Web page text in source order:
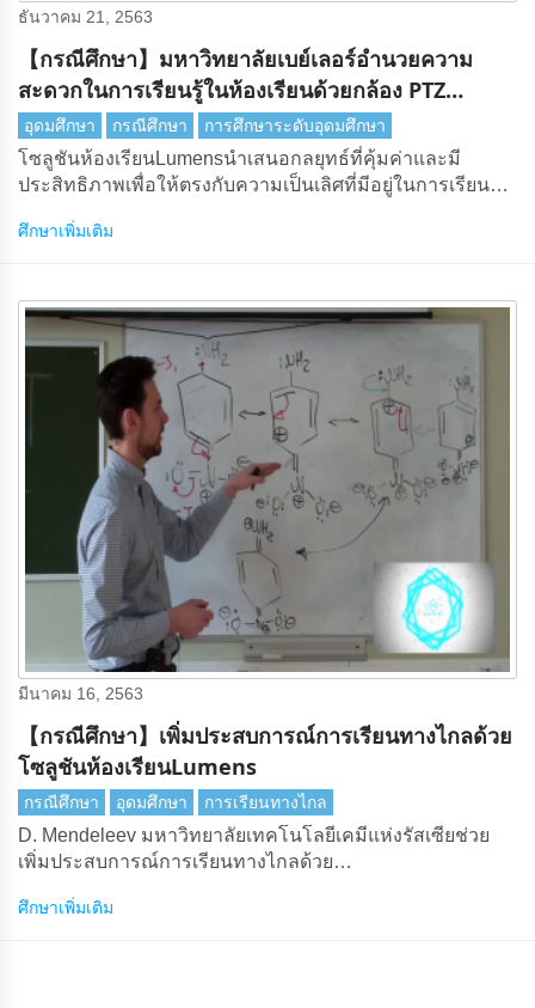
ธันวาคม 21, 2563
【กรณีศึกษา】มหาวิทยาลัยเบย์เลอร์อํานวยความ
สะดวกในการเรียนรู้ในห้องเรียนด้วยกล้อง PTZ
Lumens
อุดมศึกษา กรณีศึกษา การศึกษาระดับอุดมศึกษา
โซลูชันห้องเรียนLumensนําเสนอกลยุทธ์ที่คุ้มค่าและมี
ประสิทธิภาพเพื่อให้ตรงกับความเป็นเลิศที่มีอยู่ในการเรียนรู้
ศึกษาเพิ่มเติม
มีนาคม 16, 2563
【กรณีศึกษา】เพิ่มประสบการณ์การเรียนทางไกลด้วย
โซลูชันห้องเรียนLumens
กรณีศึกษา อุดมศึกษา การเรียนทางไกล
D. Mendeleev มหาวิทยาลัยเทคโนโลยีเคมีแห่งรัสเซียช่วย
เพิ่มประสบการณ์การเรียนทางไกลด้วย
ศึกษาเพิ่มเติม